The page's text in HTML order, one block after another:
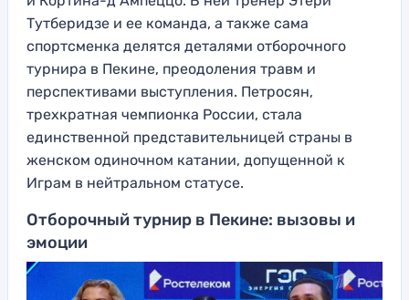
Тутберидзе и ее команда, а также сама
спортсменка делятся деталями отборочного
турнира в Пекине, преодоления травм и
перспективами выступления. Петросян,
трехкратная чемпионка России, стала
единственной представительницей страны в
женском одиночном катании, допущенной к
Играм в нейтральном статусе.
Отборочный турнир в Пекине: вызовы и
эмоции